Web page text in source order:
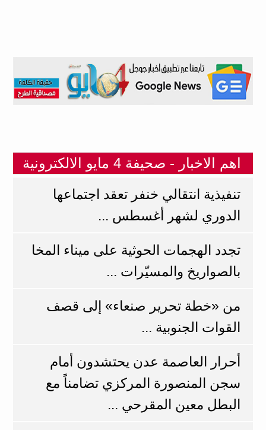
اهم الاخبار - صحيفة 4 مايو الالكترونية
تنفيذية انتقالي خنفر تعقد اجتماعها
الدوري لشهر أغسطس ...
تجدد الهجمات الحوثية على ميناء المخا
بالصواريخ والمسيّرات ...
من «خطة تحرير صنعاء» إلى قصف
القوات الجنوبية ...
أحرار العاصمة عدن يحتشدون أمام
سجن المنصورة المركزي تضامناً مع
البطل معين المقرحي ...